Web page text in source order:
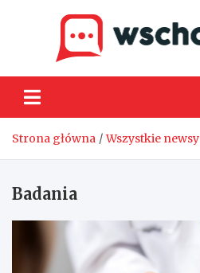
Strona główna Wszystkie newsy
Badania